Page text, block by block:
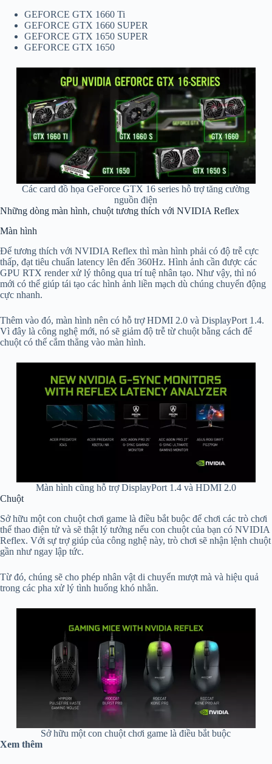
GEFORCE GTX 1660 Ti
GEFORCE GTX 1660 SUPER
GEFORCE GTX 1650 SUPER
GEFORCE GTX 1650
Các card đồ họa GeForce GTX 16 series hỗ trợ tăng cường
nguồn điện
Những dòng màn hình, chuột tương thích với NVIDIA Reflex
Màn hình
Để tương thích với NVIDIA Reflex thì màn hình phải có độ trễ cực
thấp, đạt tiêu chuẩn latency lên đến 360Hz. Hình ảnh cần được các
GPU RTX render xử lý thông qua trí tuệ nhân tạo. Như vậy, thì nó
mới có thể giúp tái tạo các hình ảnh liền mạch dù chúng chuyển động
cực nhanh.
Thêm vào đó, màn hình nên có hỗ trợ HDMI 2.0 và DisplayPort 1.4.
Vì đây là công nghệ mới, nó sẽ giảm độ trễ từ chuột bằng cách để
chuột có thể cắm thẳng vào màn hình.
Màn hình cũng hỗ trợ DisplayPort 1.4 và HDMI 2.0
Chuột
Sở hữu một con chuột chơi game là điều bắt buộc để chơi các trò chơi
thể thao điện tử và sẽ thật lý tưởng nếu con chuột của bạn có NVIDIA
Reflex. Với sự trợ giúp của công nghệ này, trò chơi sẽ nhận lệnh chuột
gần như ngay lập tức.
Từ đó, chúng sẽ cho phép nhân vật di chuyển mượt mà và hiệu quả
trong các pha xử lý tình huống khó nhằn.
Sở hữu một con chuột chơi game là điều bắt buộc
Xem thêm